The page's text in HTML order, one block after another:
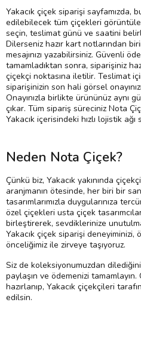
Yakacık çiçek siparişi sayfamızda,
edilebilecek tüm çiçekleri
seçin, teslimat günü ve saatini
Dilerseniz hazır kart notlarından
mesajınızı yazabilirsiniz. Güvenli
tamamladıktan sonra, siparişiniz
çiçekçi noktasına iletilir. Teslimat
siparişinizin son hali görsel
Onayınızla birlikte ürününüz aynı
çıkar. Tüm sipariş süreciniz Nota
Yakacık içerisindeki hızlı lojistik
Neden Nota Çiçek?
Çünkü biz, Yakacık yakınında
aranjmanın ötesinde, her biri bir
tasarımlarımızla duygularınıza
özel çiçekleri usta çiçek
birleştirerek, sevdiklerinize
Yakacık çiçek siparişi deneyiminizi,
önceliğimiz ile zirveye taşıyoruz.
Siz de koleksiyonumuzdan
paylaşın ve ödemenizi
hazırlanıp, Yakacık çiçekçileri
edilsin.